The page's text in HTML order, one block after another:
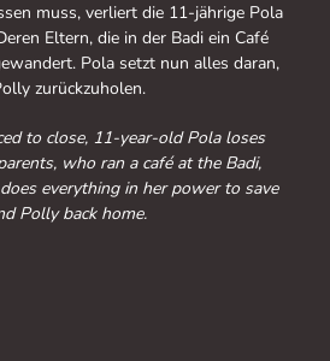
muss, verliert die 11-jährige Pola
Eltern, die in der Badi ein Café
Pola setzt nun alles daran,
zurückzuholen.
to close, 11-year-old Pola loses
who ran a café at the Badi,
everything in her power to save
Polly back home.